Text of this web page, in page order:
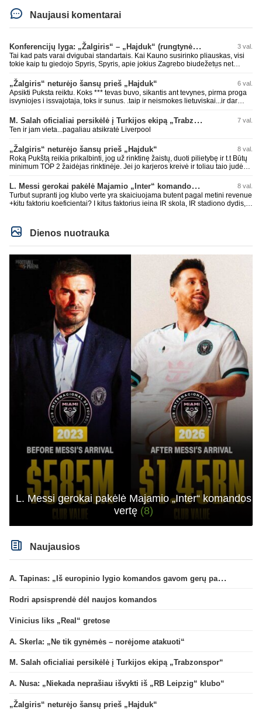
Naujausi komentarai
Konferencijų lyga: „Žalgiris“ – „Hajduk“ (rungtynės tiesiogiai) 3 val.
Tai kad pats varai dvigubai standartais. Kai Kauno susirinko pliauskas, visi
tokie kaip tu giedojo Spyris, Spyris, apie jokius Zagrebo biudežetus net
daug didesnis. Tfu ant tokių.
„Žalgiris“ neturėjo šansų prieš „Hajduk“ 6 val.
Apsikti Puksta reiktu. Koks *** tevas buvo, sikantis ant tevynes, pirma proga
isvyniojes i issvajotaja, toks ir sunus. .taip ir neismokes lietuviskai...ir dar
laurynas ikalbins
M. Salah oficialiai persikėlė į Turkijos ekipą „Trabzonspor“ 7 val.
Ten ir jam vieta...pagaliau atsikratė Liverpool
„Žalgiris“ neturėjo šansų prieš „Hajduk“ 8 val.
Roką Pukštą reikia prikalbinti, jog už rinktinę žaistų, duoti pilietybę ir t.t Būtų
minimum TOP 2 žaidėjas rinktinėje. Jei jo karjeros kreivė ir toliau taio judės,
L. Messi gerokai pakėlė Majamio „Inter“ komandos vertę 8 val.
Turbut supranti jog klubo verte yra skaiciuojama butent pagal metini revenue
+kitu faktoriu koeficientai? I kitus faktorius ieina IR skola, IR stadiono dydis,
milzinisko klubo vertes suoli siemet. Be to, tie 200 pamineti cia yra visiskai
on-point, jeigu jau musu mylimas D. prasneko apie klubo vertes kelima, arba
CR atveju - numusima.
Dienos nuotrauka
L. Messi gerokai pakėlė Majamio „Inter“ komandos
vertę (8)
Naujausios
A. Tapinas: „Iš europinio lygio komandos gavom gerų pamokų“
Rodri apsisprendė dėl naujos komandos
Vinicius liks „Real“ gretose
A. Skerla: „Ne tik gynėmės – norėjome atakuoti“
M. Salah oficialiai persikėlė į Turkijos ekipą „Trabzonspor“
A. Nusa: „Niekada neprašiau išvykti iš „RB Leipzig“ klubo“
„Žalgiris“ neturėjo šansų prieš „Hajduk“